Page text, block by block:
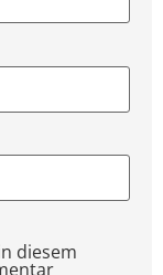
diesem